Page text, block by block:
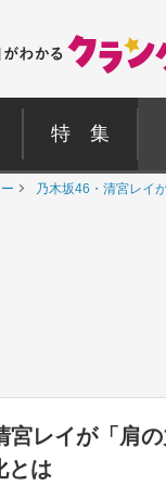
特 集
乃木坂46・清宮レイ
宮レイが「肩
とは